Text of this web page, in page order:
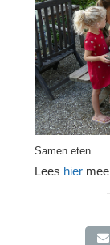
Samen eten.
Lees hier